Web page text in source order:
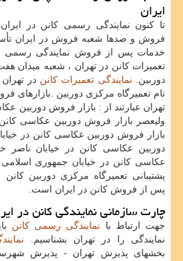
ایران
تا کنون نمایندگی رسمی کانن در
فروش و صدها شعبه فروش در ایران
خدمات پس از فروش نمایندگی رسمی
تعمیرات کانن در تهران ، شعبه میدان
دوربین. نمایندگی تعمیرات کانن در
نام تعمیرگاه مرکزی دوربین .بازارهای
تهران عبارتند از : بازار فروش دوربین
ولیعصر بازار فروش دوربین عکاسی کانن
بازار فروش دوربین عکاسی کانن در
دوربین عکاسی کانن در خیابان ناصر
عکاسی کانن در خیابان جمهوری اسلامی
پشتیبانی تعمیرگاه مرکزی دوربین
پس از فروش کانن در ایران است.
چارت سازمانی نمایندگی کانن در
جهت ارتباط با نمایندگی رسمی کانن
نمایندگی را در تهران بشناسیم.
بخشهای پذیرش تهران - پذیرش